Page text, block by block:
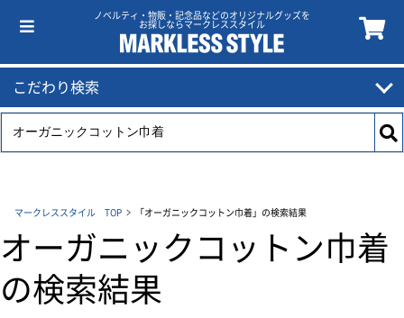
ノベルティ・物販・記念品などのオリジナルグッズを
お探しならマークレススタイル
こだわり検索
マークレススタイル TOP 「オーガニックコットン巾着」の検索結果
オーガニックコットン巾着
の検索結果